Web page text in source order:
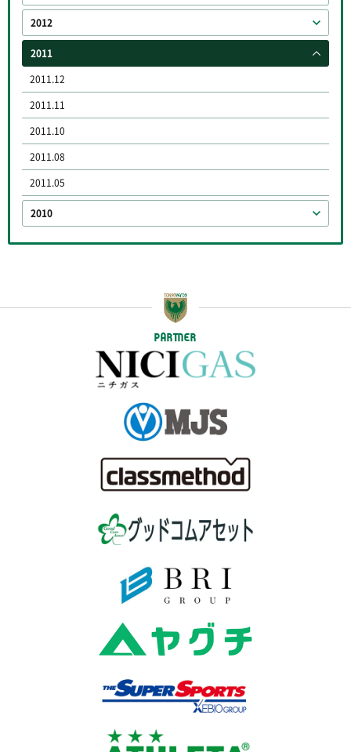
2012
2011
2011.12
2011.11
2011.10
2011.08
2011.05
2010
PARTNER